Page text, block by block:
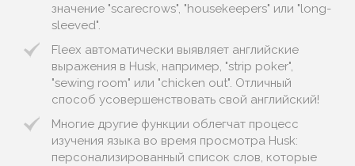
значение "scarecrows", "housekeepers" или "long-
sleeved".
Fleex автоматически выявляет английские
выражения в Husk, например, "strip poker",
"sewing room" или "chicken out". Отличный
способ усовершенствовать свой английский!
Многие другие функции облегчат процесс
изучения языка во время просмотра Husk:
персонализированный список слов, которые